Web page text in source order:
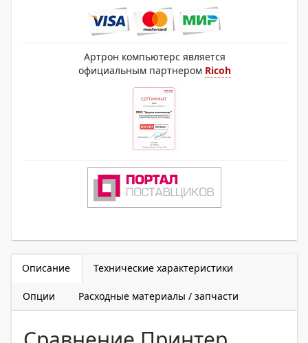
Артрон компьютерс является
официальным партнером Ricoh
Описание Технические характеристики
Опции Расходные материалы / запчасти